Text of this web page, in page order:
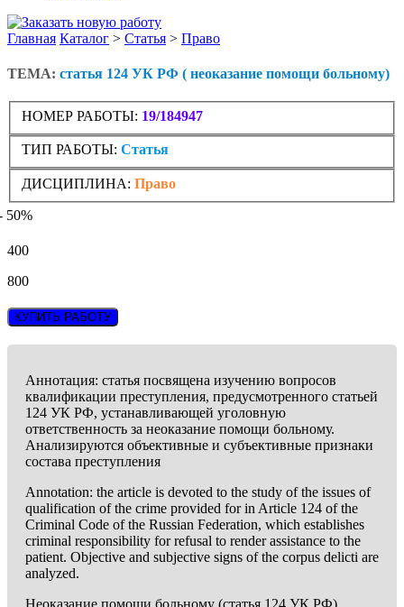
Главная Каталог > Статья > Право
ТЕМА: статья 124 УК РФ ( неоказание помощи больному)
НОМЕР РАБОТЫ: 19/184947
ТИП РАБОТЫ: Статья
ДИСЦИПЛИНА: Право
50%
400
800
КУПИТЬ РАБОТУ
Аннотация: статья посвящена изучению вопросов
квалификации преступления, предусмотренного статьей
124 УК РФ, устанавливающей уголовную
ответственность за неоказание помощи больному.
Анализируются объективные и субъективные признаки
состава преступления
Annotation: the article is devoted to the study of the issues of
qualification of the crime provided for in Article 124 of the
Criminal Code of the Russian Federation, which establishes
criminal responsibility for refusal to render assistance to the
patient. Objective and subjective signs of the corpus delicti are
analyzed.
Неоказание помощи больному (статья 124 УК РФ)